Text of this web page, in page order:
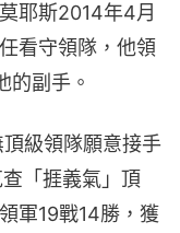
耶斯2014年4月
看守領隊，他領
的副手。
級領隊願意接手
「捱義氣」頂
軍19戰14勝，獲